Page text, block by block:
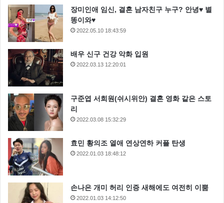
장미인애 임신, 결혼 남자친구 누구? 안녕♥ 별
똥이와♥
2022.05.10 18:43:59
배우 신구 건강 악화 입원
2022.03.13 12:20:01
구준엽 서희원(쉬시위안) 결혼 영화 같은 스토
리
2022.03.08 15:32:29
효민 황의조 열애 연상연하 커플 탄생
2022.01.03 18:48:12
손나은 개미 허리 인증 새해에도 여전히 이뿜
2022.01.03 14:12:50